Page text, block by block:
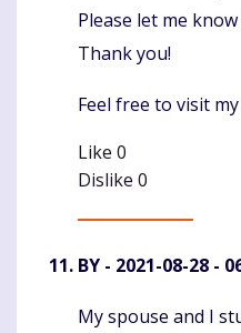
Please let me
Thank you!
Feel free to visit
Like 0
Dislike 0
BY - 2021-08-28 -
Komentaras
My spouse and I